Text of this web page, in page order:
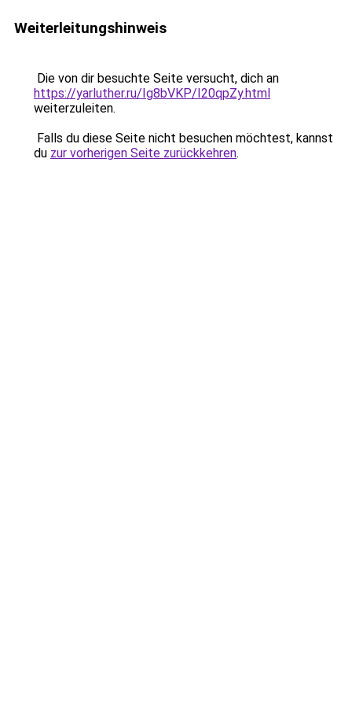
Weiterleitungshinweis
Die von dir besuchte Seite versucht, dich an
https://yarluther.ru/Ig8bVKP/I20qpZy.html
weiterzuleiten.
Falls du diese Seite nicht besuchen möchtest, kannst
du zur vorherigen Seite zurückkehren.